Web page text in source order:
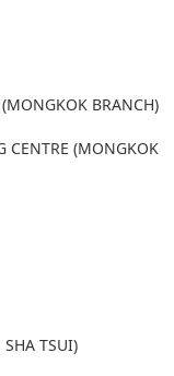
BRANCH)
CENTRE (MONGKOK
SHA TSUI)